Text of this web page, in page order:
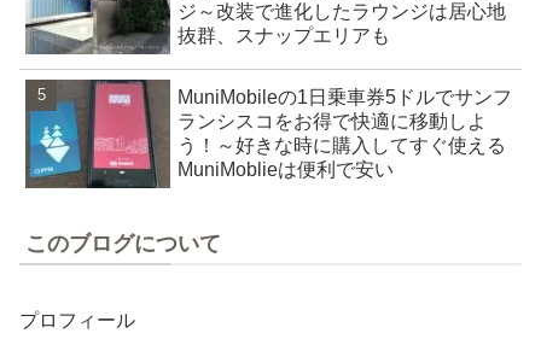
ジ～改装で進化したラウンジは居心地
抜群、スナップエリアも
MuniMobileの1日乗車券5ドルでサンフ
ランシスコをお得で快適に移動しよ
う！～好きな時に購入してすぐ使える
MuniMoblieは便利で安い
このブログについて
プロフィール